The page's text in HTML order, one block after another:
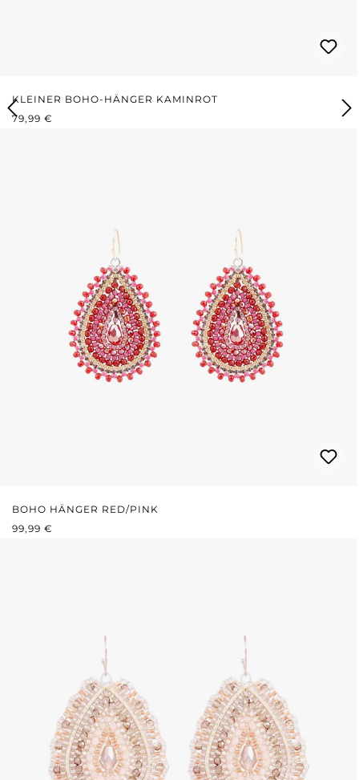
KLEINER BOHO-HÄNGER KAMINROT
REGULÄRER PREIS:
79,99 €
BOHO HÄNGER RED/PINK
REGULÄRER PREIS:
99,99 €